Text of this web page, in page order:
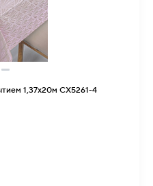
1,37х20м CX5261-4